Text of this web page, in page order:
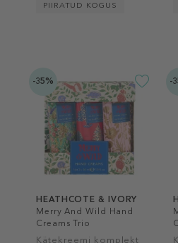
PIIRATUD KOGUS
-35%
HEATHCOTE & IVORY
Merry And Wild Hand
Creams Trio
Kätekreemi komplekt
-